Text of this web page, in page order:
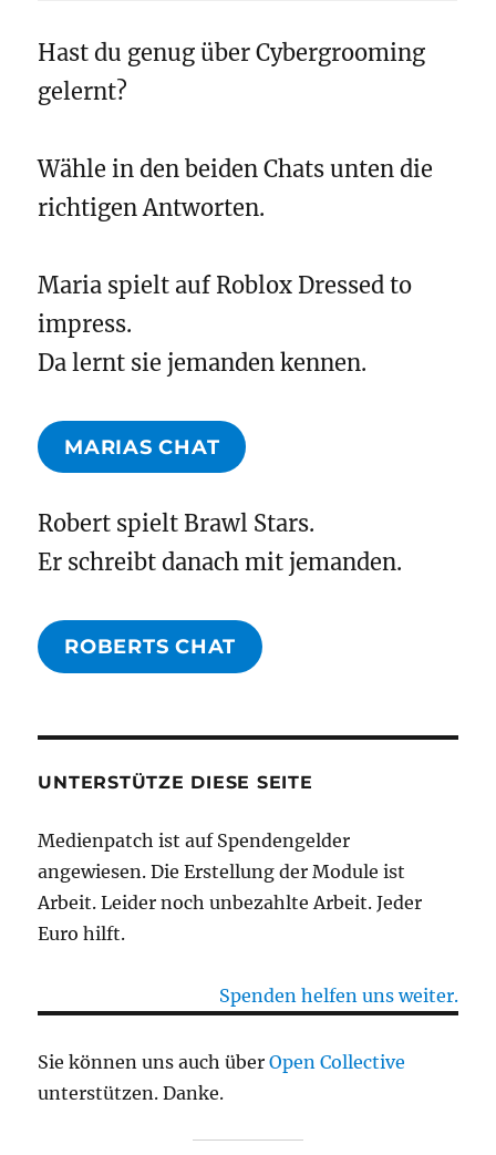
Hast du genug über Cybergrooming
gelernt?
Wähle in den beiden Chats unten die
richtigen Antworten.
Maria spielt auf Roblox Dressed to
impress.
Da lernt sie jemanden kennen.
MARIAS CHAT
Robert spielt Brawl Stars.
Er schreibt danach mit jemanden.
ROBERTS CHAT
UNTERSTÜTZE DIESE SEITE
Medienpatch ist auf Spendengelder
angewiesen. Die Erstellung der Module ist
Arbeit. Leider noch unbezahlte Arbeit. Jeder
Euro hilft.
Spenden helfen uns weiter.
Sie können uns auch überOpen Collective
unterstützen. Danke.